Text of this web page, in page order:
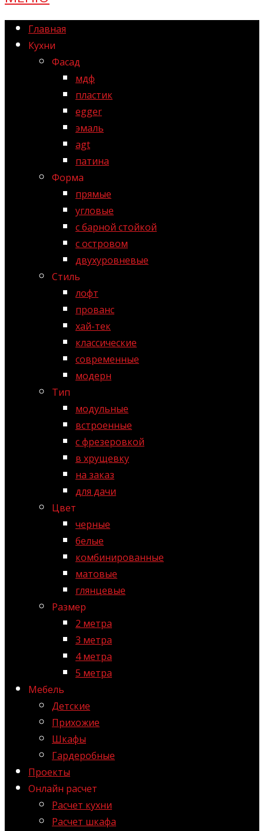
Главная
Кухни
Фасад
мдф
пластик
egger
эмаль
agt
патина
Форма
прямые
угловые
с барной стойкой
с островом
двухуровневые
Стиль
лофт
прованс
хай-тек
классические
современные
модерн
Тип
модульные
встроенные
с фрезеровкой
в хрущевку
на заказ
для дачи
Цвет
черные
белые
комбинированные
матовые
глянцевые
Размер
2 метра
3 метра
4 метра
5 метра
Мебель
Детские
Прихожие
Шкафы
Гардеробные
Проекты
Онлайн расчет
Расчет кухни
Расчет шкафа